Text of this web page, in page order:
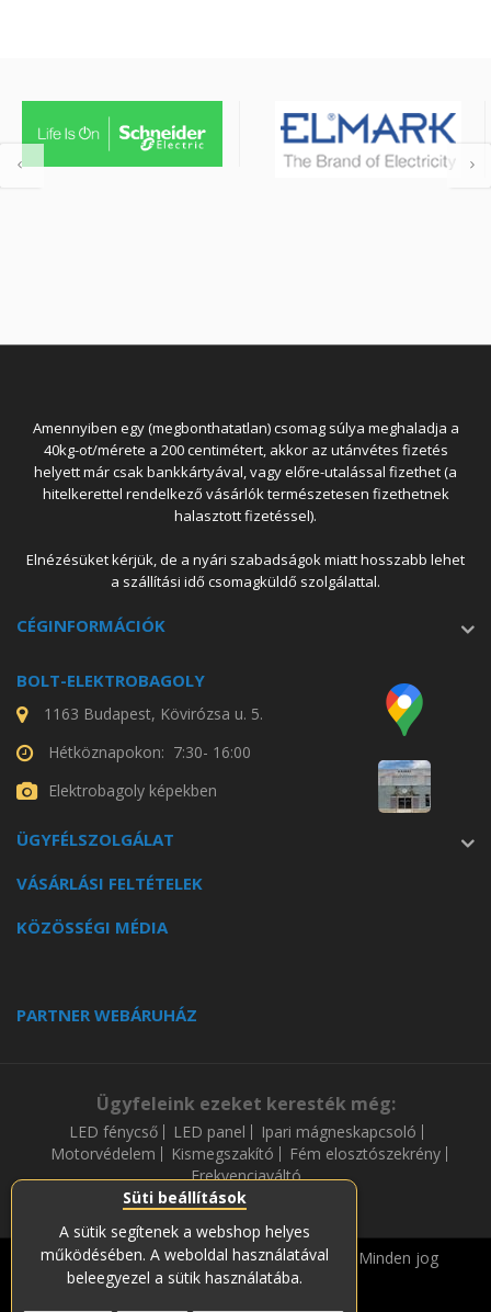
Süti beállítások
A sütik segítenek a webshop helyes
működésében. A weboldal használatával
beleegyezel a sütik használatába.
Amennyiben egy (megbonthatatlan) csomag súlya meghaladja a
40kg-ot/mérete a 200 centimétert, akkor az utánvétes fizetés
helyett már csak bankkártyával, vagy előre-utalással fizethet (a
hitelkerettel rendelkező vásárlók természetesen fizethetnek
halasztott fizetéssel).
Elnézésüket kérjük, de a nyári szabadságok miatt hosszabb lehet
a szállítási idő csomagküldő szolgálattal.
CÉGINFORMÁCIÓK
BOLT-ELEKTROBAGOLY
1163 Budapest, Kövirózsa u. 5.
Hétköznapokon: 7:30- 16:00
Elektrobagoly képekben
ÜGYFÉLSZOLGÁLAT
VÁSÁRLÁSI FELTÉTELEK
KÖZÖSSÉGI MÉDIA
PARTNER WEBÁRUHÁZ
Ügyfeleink ezeket keresték még:
LED fénycső LED panel
Ipari mágneskapcsoló
Motorvédelem
Kismegszakító
Fém elosztószekrény
Frekvenciaváltó
Copyright © 2019-2023 Soós és Társa Zrt. Minden jog